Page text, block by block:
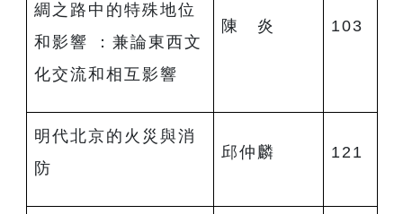
綢之路中的特殊地位
和影響 ：兼論東西文
化交流和相互影響
陳 炎 103
明代北京的火災與消
防
邱仲麟 121